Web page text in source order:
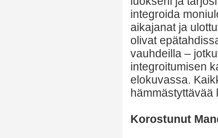
integroida
aikajanat ja
olivat
vauhdeilla –
integroitumisen
elokuvassa.
hämmästyttävää
Korostunut